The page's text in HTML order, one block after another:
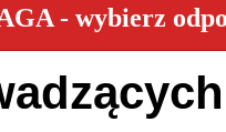
- wybierz